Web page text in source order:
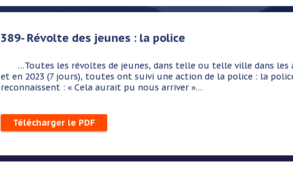
389- Révolte des jeunes : la police
…Toutes les révoltes de jeunes, dans telle ou telle ville dans les
et en 2023 (7 jours), toutes ont suivi une action de la police : la
reconnaissent : « Cela aurait pu nous arriver »…
Télécharger le PDF